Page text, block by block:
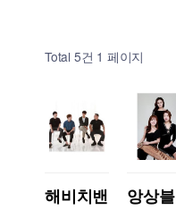
Total 5건 1 페이지
해비치밴
앙상블